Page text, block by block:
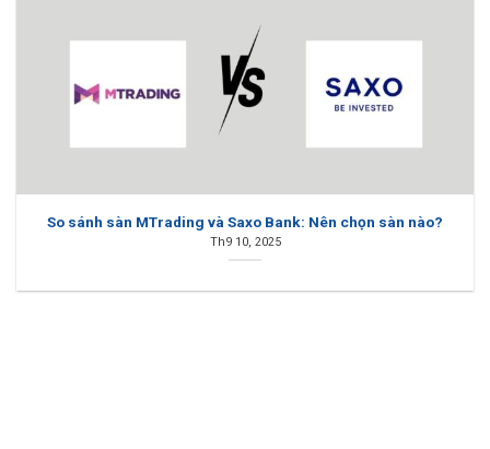
So sánh sàn MTrading và Saxo Bank: Nên chọn sàn nào?
Th9 10, 2025